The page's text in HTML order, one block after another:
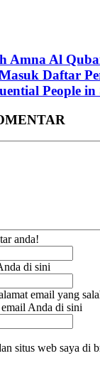
Amna Al
Daftar
People in
anda!
di sini
email yang
Anda di sini
situs web saya di